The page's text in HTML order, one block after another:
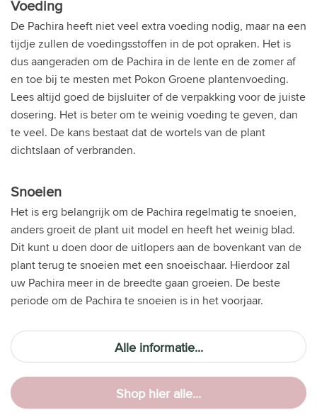
Voeding
De Pachira heeft niet veel extra voeding nodig, maar na een
tijdje zullen de voedingsstoffen in de pot opraken. Het is
dus aangeraden om de Pachira in de lente en de zomer af
en toe bij te mesten met Pokon Groene plantenvoeding.
Lees altijd goed de bijsluiter of de verpakking voor de juiste
dosering. Het is beter om te weinig voeding te geven, dan
te veel. De kans bestaat dat de wortels van de plant
dichtslaan of verbranden.
Snoeien
Het is erg belangrijk om de Pachira regelmatig te snoeien,
anders groeit de plant uit model en heeft het weinig blad.
Dit kunt u doen door de uitlopers aan de bovenkant van de
plant terug te snoeien met een snoeischaar. Hierdoor zal
uw Pachira meer in de breedte gaan groeien. De beste
periode om de Pachira te snoeien is in het voorjaar.
Alle informatie...
Shop hier alle...